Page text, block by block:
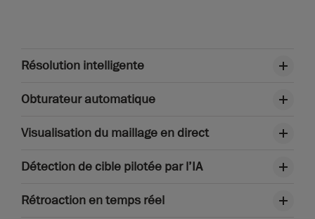
Résolution intelligente
Obturateur automatique
Visualisation du maillage en direct
Détection de cible pilotée par l’IA
Rétroaction en temps réel